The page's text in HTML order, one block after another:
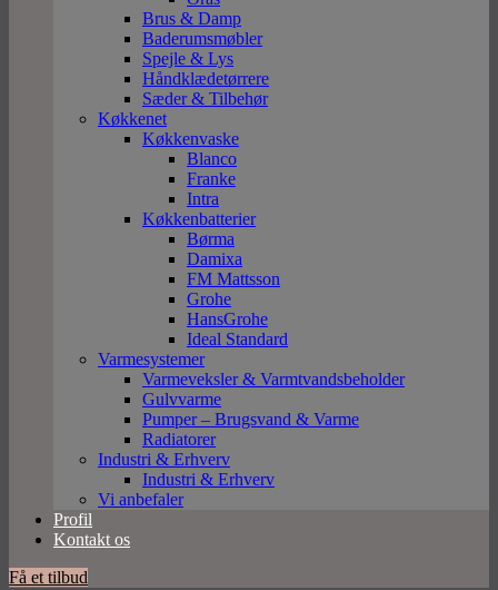
Brus & Damp
Baderumsmøbler
Spejle & Lys
Håndklædetørrere
Sæder & Tilbehør
Køkkenet
Køkkenvaske
Blanco
Franke
Intra
Køkkenbatterier
Børma
Damixa
FM Mattsson
Grohe
HansGrohe
Ideal Standard
Varmesystemer
Varmeveksler & Varmtvandsbeholder
Gulvvarme
Pumper – Brugsvand & Varme
Radiatorer
Industri & Erhverv
Industri & Erhverv
Vi anbefaler
Profil
Kontakt os
Få et tilbud